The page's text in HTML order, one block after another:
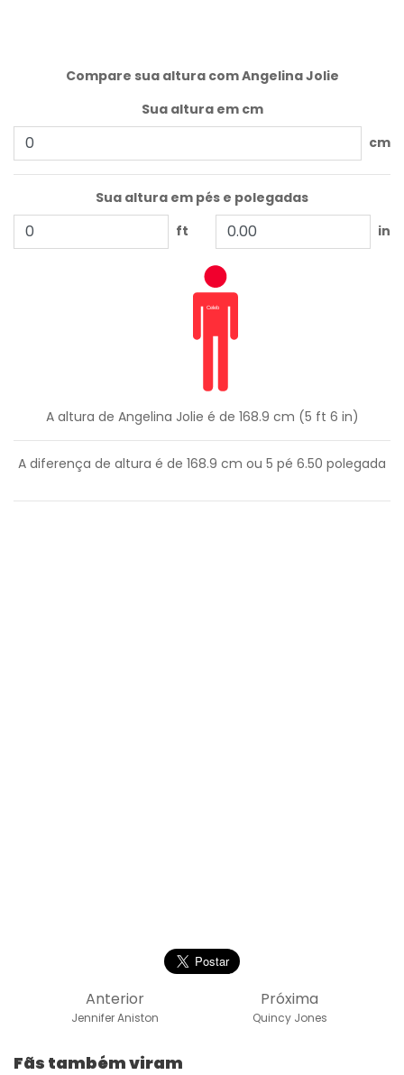
Compare sua altura com Angelina Jolie
Sua altura em cm
cm
Sua altura em pés e polegadas
ft
in
A altura de Angelina Jolie é de 168.9 cm (5 ft 6 in)
A diferença de altura é de 168.9 cm ou 5 pé 6.50 polegada
Próxima
Quincy Jones
Anterior
Jennifer Aniston
Fãs também viram